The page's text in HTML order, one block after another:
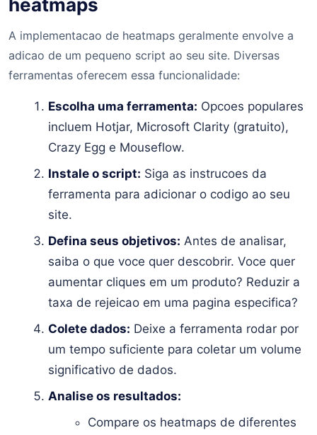
heatmaps
A implementacao de heatmaps geralmente envolve a
adicao de um pequeno script ao seu site. Diversas
ferramentas oferecem essa funcionalidade:
Escolha uma ferramenta: Opcoes populares
incluem Hotjar, Microsoft Clarity (gratuito),
Crazy Egg e Mouseflow.
Instale o script: Siga as instrucoes da
ferramenta para adicionar o codigo ao seu
site.
Defina seus objetivos: Antes de analisar,
saiba o que voce quer descobrir. Voce quer
aumentar cliques em um produto? Reduzir a
taxa de rejeicao em uma pagina especifica?
Colete dados: Deixe a ferramenta rodar por
um tempo suficiente para coletar um volume
significativo de dados.
Analise os resultados:
Compare os heatmaps de diferentes